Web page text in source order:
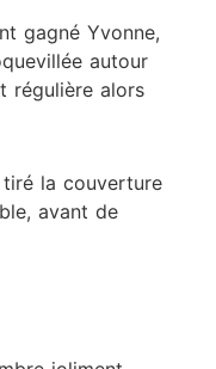
gagné Yvonne,
autour
régulière alors
la couverture
avant de